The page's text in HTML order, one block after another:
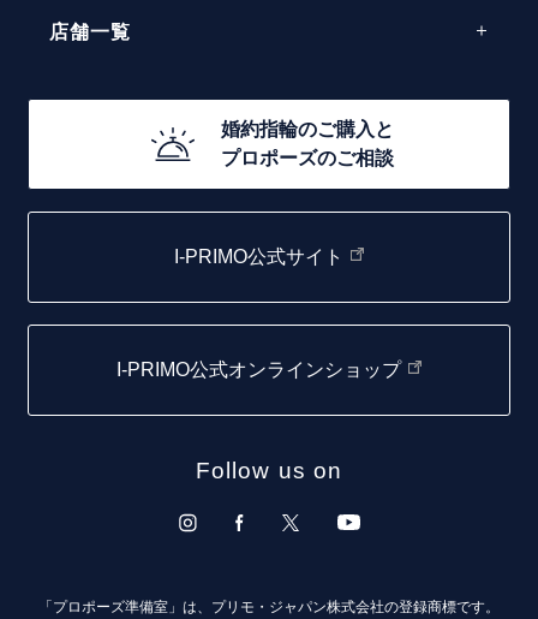
エレガント
30万円台～
20万円台～
10万円台～
店舗一覧
函館店
取扱店)エヴァンスブライダル 旭川本店
青森店
婚約指輪のご購入と
プロポーズのご相談
I-PRIMO公式サイト
I-PRIMO公式オンラインショップ
Follow us on
「プロポーズ準備室」は、プリモ・ジャパン株式会社の登録商標です。